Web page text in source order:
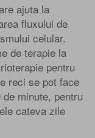
ajuta la
fluxului de
celular.
de terapie la
pentru
reci se pot face
minute, pentru
cateva zile